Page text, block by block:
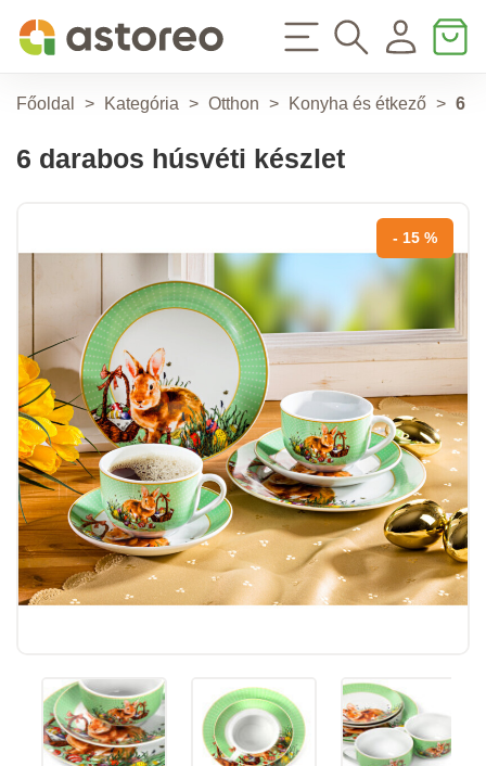
Főoldal > Kategória > Otthon > Konyha és étkező > 6
6 darabos húsvéti készlet
- 15 %